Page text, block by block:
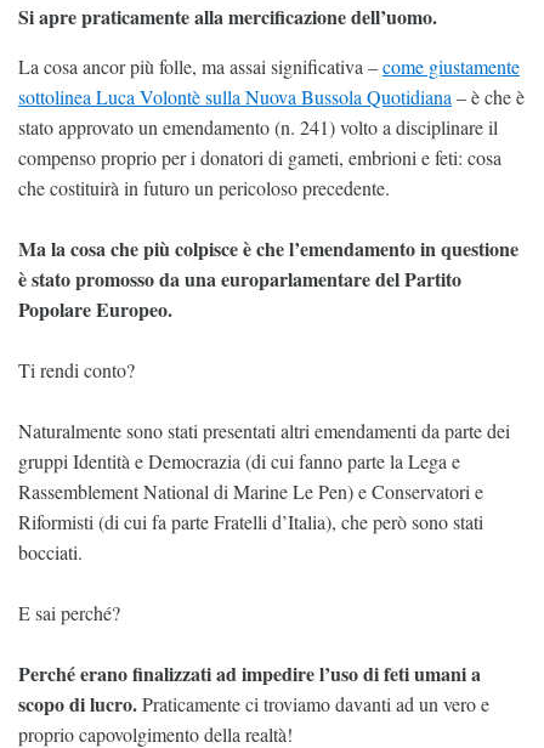
Si apre praticamente alla mercificazione dell’uomo.
La cosa ancor più folle, ma assai significativa –come giustamente
sottolinea Luca Volontè sulla Nuova Bussola Quotidiana – è che è
stato approvato un emendamento (n. 241) volto a disciplinare il
compenso proprio per i donatori di gameti, embrioni e feti: cosa
che costituirà in futuro un pericoloso precedente.
Ma la cosa che più colpisce è che l’emendamento in questione
è stato promosso da una europarlamentare del Partito
Popolare Europeo.
Ti rendi conto?
Naturalmente sono stati presentati altri emendamenti da parte dei
gruppi Identità e Democrazia (di cui fanno parte la Lega e
Rassemblement National di Marine Le Pen) e Conservatori e
Riformisti (di cui fa parte Fratelli d’Italia), che però sono stati
bocciati.
E sai perché?
Perché erano finalizzati ad impedire l’uso di feti umani a
scopo di lucro.Praticamente ci troviamo davanti ad un vero e
proprio capovolgimento della realtà!